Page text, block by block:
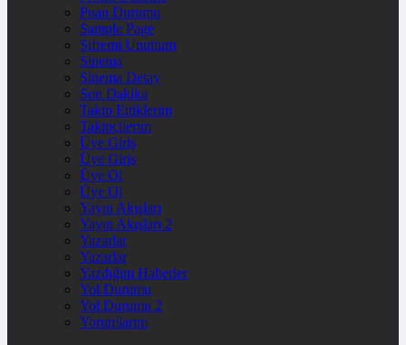
Puan Durumu
Sample Page
Şifremi Unuttum
Sinema
Sinema Detay
Son Dakika
Takip Ettiklerim
Takipçilerim
Üye Giriş
Üye Giriş
Üye Ol
Üye Ol
Yayın Akışları
Yayın Akışları 2
Yazarlar
Yazarlar
Yazdığım Haberler
Yol Durumu
Yol Durumu 2
Yorumlarım